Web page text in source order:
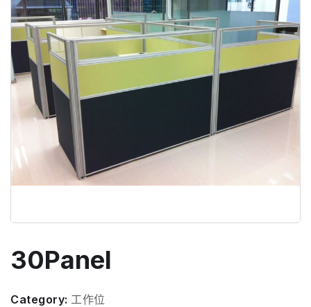
30Panel
Category: 工作位